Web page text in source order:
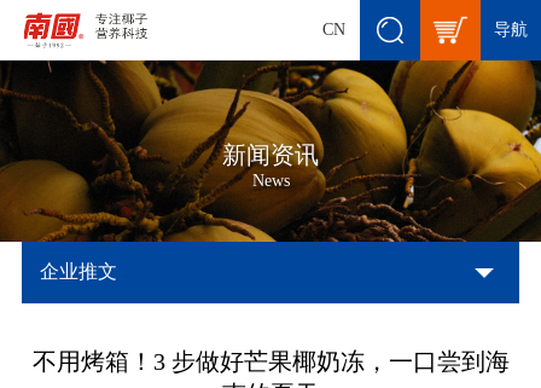
导航
CN
新闻资讯
News
企业推文
不用烤箱！3 步做好芒果椰奶冻，一口尝到海